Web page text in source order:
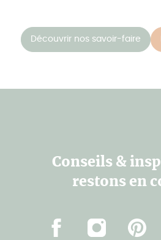
Découvrir nos savoir-faire
Conseils &
restons en
FacebookInstagram